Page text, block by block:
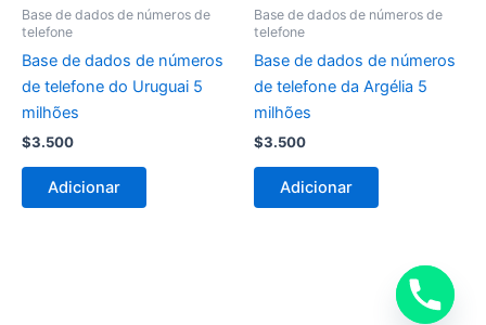
Base de dados de números de
telefone
Base de dados de números
de telefone do Uruguai 5
milhões
$3.500
Adicionar
Base de dados de números de
telefone
Base de dados de números
de telefone da Argélia 5
milhões
$3.500
Adicionar